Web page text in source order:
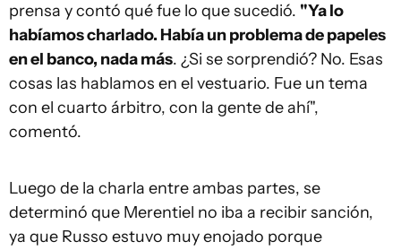
prensa y contó qué fue lo que sucedió. "Ya lo
habíamos charlado. Había un problema de papeles
en el banco, nada más. ¿Si se sorprendió? No. Esas
cosas las hablamos en el vestuario. Fue un tema
con el cuarto árbitro, con la gente de ahí",
comentó.
Luego de la charla entre ambas partes, se
determinó que Merentiel no iba a recibir sanción,
ya que Russo estuvo muy enojado porque